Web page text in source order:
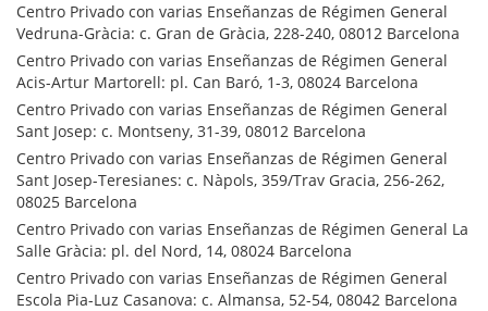
Centro Privado con varias Enseñanzas de Régimen General
Vedruna-Gràcia: c. Gran de Gràcia, 228-240, 08012 Barcelona
Centro Privado con varias Enseñanzas de Régimen General
Acis-Artur Martorell: pl. Can Baró, 1-3, 08024 Barcelona
Centro Privado con varias Enseñanzas de Régimen General
Sant Josep: c. Montseny, 31-39, 08012 Barcelona
Centro Privado con varias Enseñanzas de Régimen General
Sant Josep-Teresianes: c. Nàpols, 359/Trav Gracia, 256-262,
08025 Barcelona
Centro Privado con varias Enseñanzas de Régimen General La
Salle Gràcia: pl. del Nord, 14, 08024 Barcelona
Centro Privado con varias Enseñanzas de Régimen General
Escola Pia-Luz Casanova: c. Almansa, 52-54, 08042 Barcelona